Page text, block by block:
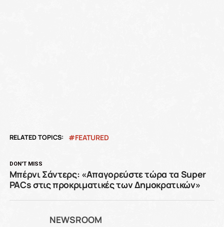
RELATED TOPICS: FEATURED
DON'T MISS
Μπέρνι Σάντερς: «Απαγορεύστε τώρα τα Super
PACs στις προκριματικές των Δημοκρατικών»
NEWSROOM